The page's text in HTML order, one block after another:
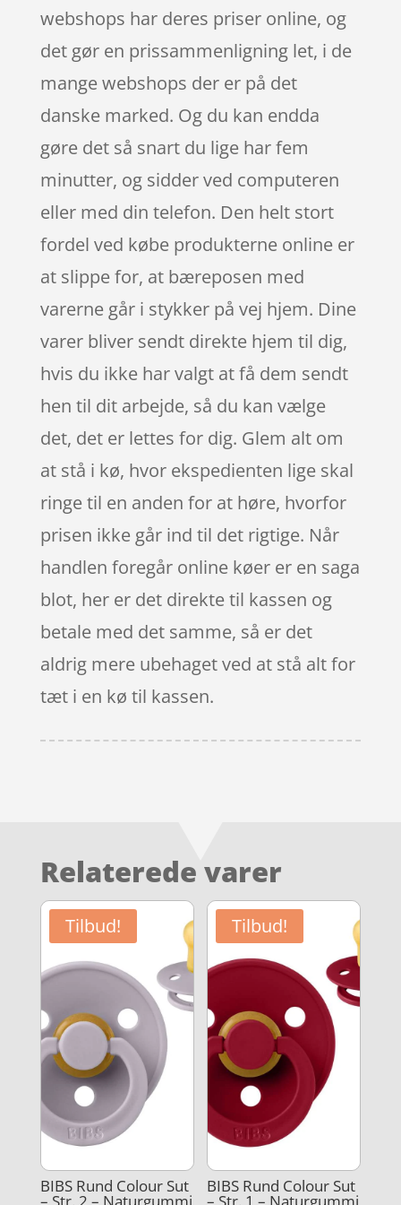
webshops har deres priser online, og
det gør en prissammenligning let, i de
mange webshops der er på det
danske marked. Og du kan endda
gøre det så snart du lige har fem
minutter, og sidder ved computeren
eller med din telefon. Den helt stort
fordel ved købe produkterne online er
at slippe for, at bæreposen med
varerne går i stykker på vej hjem. Dine
varer bliver sendt direkte hjem til dig,
hvis du ikke har valgt at få dem sendt
hen til dit arbejde, så du kan vælge
det, det er lettes for dig. Glem alt om
at stå i kø, hvor ekspedienten lige skal
ringe til en anden for at høre, hvorfor
prisen ikke går ind til det rigtige. Når
handlen foregår online køer er en saga
blot, her er det direkte til kassen og
betale med det samme, så er det
aldrig mere ubehaget ved at stå alt for
tæt i en kø til kassen.
Relaterede varer
Tilbud!
BIBS Rund Colour Sut
Tilbud!
BIBS Rund Colour Sut